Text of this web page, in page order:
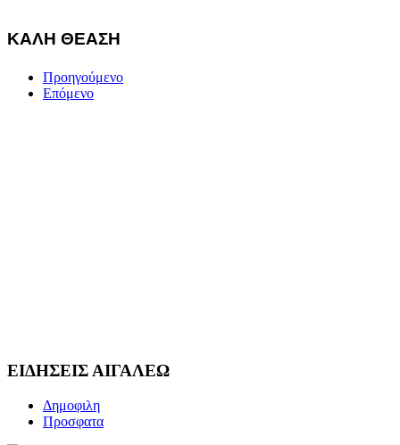
ΚΑΛΗ ΘΕΑΣΗ
Προηγούμενο
Επόμενο
ΕΙΔΗΣΕΙΣ ΑΙΓΑΛΕΩ
Δημοφιλη
Προσφατα